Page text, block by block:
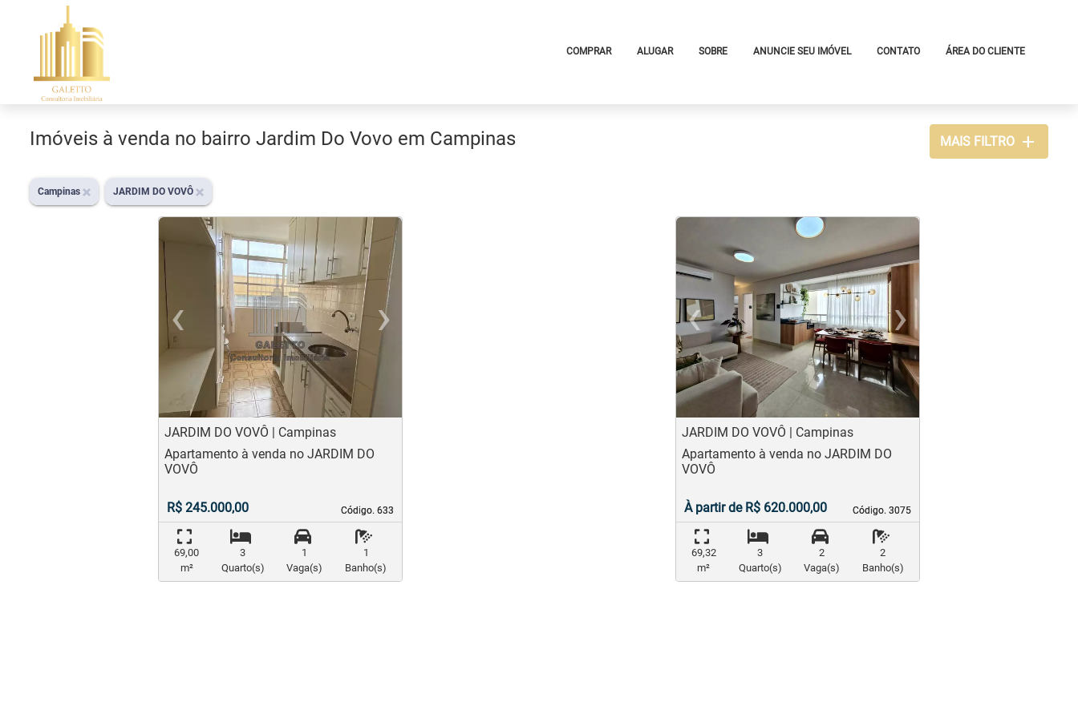
COMPRAR ALUGAR SOBRE ANUNCIE SEU IMÓVEL CONTATO ÁREA DO CLIENTE
Imóveis à venda no bairro Jardim Do Vovo em Campinas MAIS FILTRO add
Campinas JARDIM DO VOVÔ
‹
Previous
›
Next
JARDIM DO VOVÔ | Campinas
Código. 633
Código. 633
Apartamento à venda no JARDIM DO
VOVÔ
R$ 245.000,00
69,00
m²
3
Quarto(s)
1
Vaga(s)
1
Banho(s)
‹
Previous
›
Next
JARDIM DO VOVÔ | Campinas
Código. 3075
Código. 3075
Apartamento à venda no JARDIM DO
VOVÔ
À partir de R$ 620.000,00
69,32
m²
3
Quarto(s)
2
Vaga(s)
2
Banho(s)